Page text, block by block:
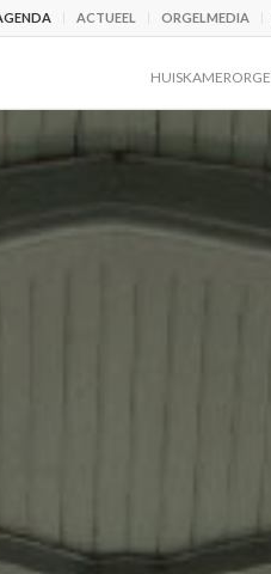
ACTUEEL ORGELMEDIA